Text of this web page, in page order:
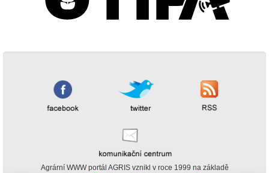
Agrární WWW portál AGRIS vznikl v roce 1999 na základě